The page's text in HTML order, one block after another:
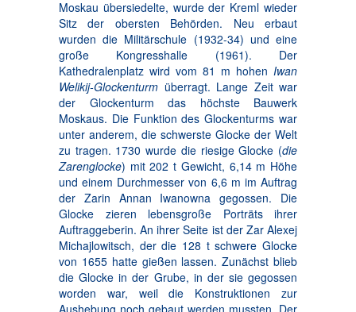
Moskau übersiedelte, wurde der Kreml wieder
Sitz der obersten Behörden. Neu erbaut
wurden die Militärschule (1932-34) und eine
große Kongresshalle (1961). Der
Kathedralenplatz wird vom 81 m hohen Iwan
Welikij-Glockenturm überragt. Lange Zeit war
der Glockenturm das höchste Bauwerk
Moskaus. Die Funktion des Glockenturms war
unter anderem, die schwerste Glocke der Welt
zu tragen. 1730 wurde die riesige Glocke (die
Zarenglocke) mit 202 t Gewicht, 6,14 m Höhe
und einem Durchmesser von 6,6 m im Auftrag
der Zarin Annan Iwanowna gegossen. Die
Glocke zieren lebensgroße Porträts ihrer
Auftraggeberin. An ihrer Seite ist der Zar Alexej
Michajlowitsch, der die 128 t schwere Glocke
von 1655 hatte gießen lassen. Zunächst blieb
die Glocke in der Grube, in der sie gegossen
worden war, weil die Konstruktionen zur
Aushebung noch gebaut werden mussten. Der